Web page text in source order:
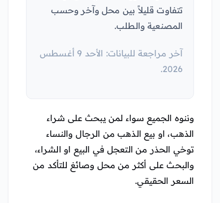
تتفاوت قليلاً بين محل وآخر وحسب
المصنعية والطلب.
آخر مراجعة للبيانات: الأحد 9 أغسطس
2026.
وننوه الجميع سواء لمن يبحث على شراء
الذهب، او بيع الذهب من الرجال والنساء
توخي الحذر من التعجل في البيع او الشراء،
والبحث على أكثر من محل وصائغ للتأكد من
السعر الحقيقي.